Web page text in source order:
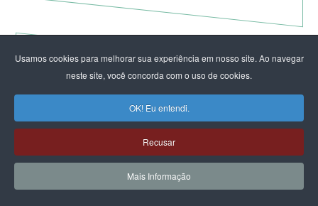
Usamos cookies para melhorar sua experiência em nosso site. Ao navegar
neste site, você concorda com o uso de cookies.
OK! Eu entendi.
Recusar
Mais Informação
RECOMENDAMOS A LEITURA
August Nimtz prova que marxismo e
antirracismo são indissociáveis na luta
anticapitalista
Rap transfeminista radical argentino na FLIPEI
Quem tem medo dos corpos trans?